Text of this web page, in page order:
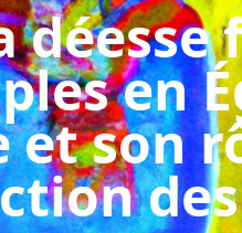
déesse
en
et son